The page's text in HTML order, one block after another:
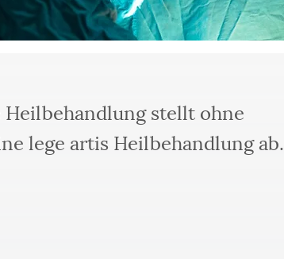
stellt ohne
lege artis Heilbehandlung ab.